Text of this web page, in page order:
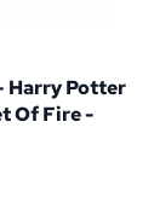
Harry Potter
Of Fire -